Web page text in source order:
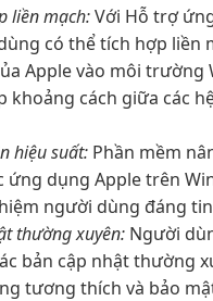
liền mạch:Với Hỗ trợ
có thể tích hợp liền
Apple vào môi trường
khoảng cách giữa các
hiệu suất: Phần mềm
ứng dụng Apple trên
người dùng đáng tin
thường xuyên: Người
bản cập nhật thường
tương thích và bảo